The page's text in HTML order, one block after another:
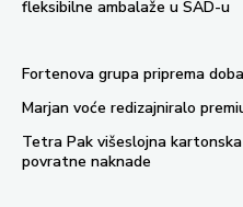
fleksibilne ambalaže u SAD-u
Fortenova grupa priprema
Marjan voće redizajniralo
Tetra Pak višeslojna
povratne naknade